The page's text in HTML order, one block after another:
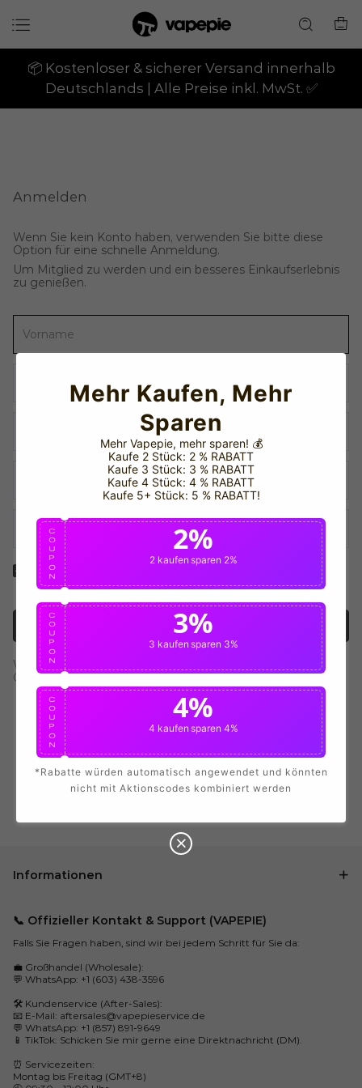
📦 Kostenloser & sicherer Versand innerhalb
Deutschlands | Alle Preise inkl. MwSt. ✅
Anmelden
Wenn Sie kein Konto haben, verwenden Sie bitte diese
Option für eine schnelle Anmeldung.
Um Mitglied zu werden und ein besseres Einkaufserlebnis
zu genießen.
Ja! Ich möchte interne Benachrichtigungen und
Rabattnachrichten erhalten!
Konto anlegen
Wenn Sie ein Konto haben, verwenden Sie bitte diese
Option, um sich anzumelden.Einloggen
Informationen
📞 Offizieller Kontakt & Support (VAPEPIE)
Falls Sie Fragen haben, sind wir bei jedem Schritt für Sie da:
💼 Großhandel (Wholesale):
💬 WhatsApp: +1 (603) 438-3596
🛠️ Kundenservice (After-Sales):
📧 E-Mail: aftersales@vapepieservice.de
💬 WhatsApp: +1 (857) 891-9649
📱 TikTok: Schicken Sie mir gerne eine Direktnachricht (DM).
⏰ Servicezeiten:
Montag bis Freitag (GMT+8)
Mehr Kaufen, Mehr
Sparen
Mehr Vapepie, mehr sparen! 💰
Kaufe 2 Stück: 2 % RABATT
Kaufe 3 Stück: 3 % RABATT
Kaufe 4 Stück: 4 % RABATT
Kaufe 5+ Stück: 5 % RABATT!
C
O
U
P
O
N
2%
2 kaufen sparen 2%
C
O
U
P
O
N
3%
3 kaufen sparen 3%
C
O
U
P
O
N
4%
4 kaufen sparen 4%
5%
*Rabatte würden automatisch angewendet und könnten
nicht mit Aktionscodes kombiniert werden